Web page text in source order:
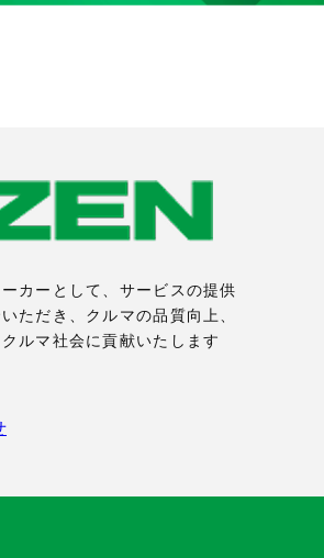
カーとして、サービスの提供
ただき、クルマの品質向上、
ルマ社会に貢献いたします